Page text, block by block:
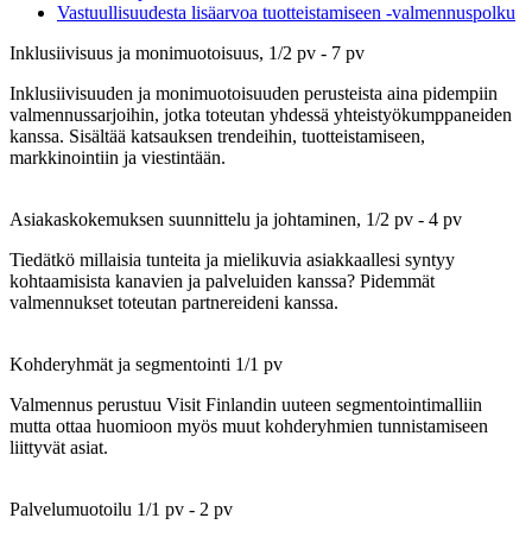
Vastuullisuudesta lisäarvoa tuotteistamiseen -valmennuspolku
Inklusiivisuus ja monimuotoisuus, 1/2 pv - 7 pv
Inklusiivisuuden ja monimuotoisuuden perusteista aina pidempiin
valmennussarjoihin, jotka toteutan yhdessä yhteistyökumppaneiden
kanssa. Sisältää katsauksen trendeihin, tuotteistamiseen,
markkinointiin ja viestintään.
Asiakaskokemuksen suunnittelu ja johtaminen, 1/2 pv - 4 pv
Tiedätkö millaisia tunteita ja mielikuvia asiakkaallesi syntyy
kohtaamisista kanavien ja palveluiden kanssa? Pidemmät
valmennukset toteutan partnereideni kanssa.
Kohderyhmät ja segmentointi 1/1 pv
Valmennus perustuu Visit Finlandin uuteen segmentointimalliin
mutta ottaa huomioon myös muut kohderyhmien tunnistamiseen
liittyvät asiat.
Palvelumuotoilu 1/1 pv - 2 pv